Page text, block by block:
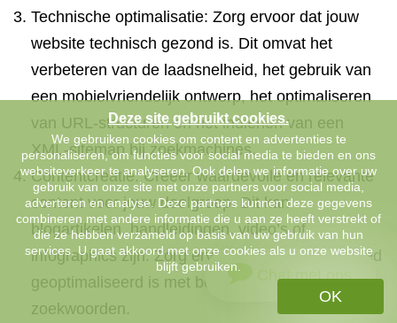
Technische optimalisatie: Zorg ervoor dat jouw
website technisch gezond is. Dit omvat het
verbeteren van de laadsnelheid, het gebruik van
een mobielvriendelijk ontwerp, het optimaliseren
van URL-structuren en het indienen van een
XML-sitemap bij zoekmachines.
Contentcreatie: Creëer waardevolle en relevante
content voor jouw doelgroep. Dit kan
blogartikelen, handleidingen, video’s of
infographics zijn. Zorg ervoor dat de content goed
geoptimaliseerd is met behulp van relevante
zoekwoorden.
Chat met ons
Deze site gebruikt cookies.
We gebruiken cookies om content en advertenties te
personaliseren, om functies voor social media te bieden en ons
websiteverkeer te analyseren. Ook delen we informatie over uw
gebruik van onze site met onze partners voor social media,
adverteren en analyse. Deze partners kunnen deze gegevens
combineren met andere informatie die u aan ze heeft verstrekt of
die ze hebben verzameld op basis van uw gebruik van hun
services. U gaat akkoord met onze cookies als u onze website
blijft gebruiken.
OK